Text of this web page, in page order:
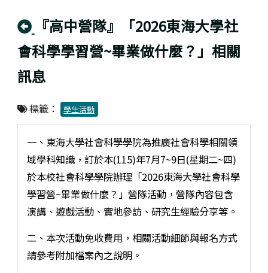
回上頁
『高中營隊』「2026東海大學社
會科學學習營~畢業做什麼？」相關
訊息
標籤： 學生活動
一、東海大學社會科學學院為推廣社會科學相關領
域學科知識，訂於本(115)年7月7~9日(星期二~四)
於本校社會科學學院辦理「2026東海大學社會科學
學習營~畢業做什麼？」營隊活動，營隊內容包含
演講、遊戲活動、實地參訪、研究生經驗分享等。
二、本次活動免收費用，相關活動細節與報名方式
請參考附加檔案內之說明。